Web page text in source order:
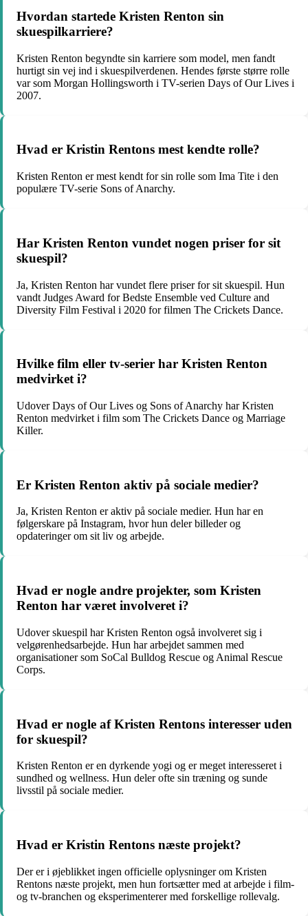
Hvordan startede Kristen Renton sin
skuespilkarriere?
Kristen Renton begyndte sin karriere som model, men fandt
hurtigt sin vej ind i skuespilverdenen. Hendes første større rolle
var som Morgan Hollingsworth i TV-serien Days of Our Lives i
2007.
Hvad er Kristin Rentons mest kendte rolle?
Kristen Renton er mest kendt for sin rolle som Ima Tite i den
populære TV-serie Sons of Anarchy.
Har Kristen Renton vundet nogen priser for sit
skuespil?
Ja, Kristen Renton har vundet flere priser for sit skuespil. Hun
vandt Judges Award for Bedste Ensemble ved Culture and
Diversity Film Festival i 2020 for filmen The Crickets Dance.
Hvilke film eller tv-serier har Kristen Renton
medvirket i?
Udover Days of Our Lives og Sons of Anarchy har Kristen
Renton medvirket i film som The Crickets Dance og Marriage
Killer.
Er Kristen Renton aktiv på sociale medier?
Ja, Kristen Renton er aktiv på sociale medier. Hun har en
følgerskare på Instagram, hvor hun deler billeder og
opdateringer om sit liv og arbejde.
Hvad er nogle andre projekter, som Kristen
Renton har været involveret i?
Udover skuespil har Kristen Renton også involveret sig i
velgørenhedsarbejde. Hun har arbejdet sammen med
organisationer som SoCal Bulldog Rescue og Animal Rescue
Corps.
Hvad er nogle af Kristen Rentons interesser uden
for skuespil?
Kristen Renton er en dyrkende yogi og er meget interesseret i
sundhed og wellness. Hun deler ofte sin træning og sunde
livsstil på sociale medier.
Hvad er Kristin Rentons næste projekt?
Der er i øjeblikket ingen officielle oplysninger om Kristen
Rentons næste projekt, men hun fortsætter med at arbejde i film-
og tv-branchen og eksperimenterer med forskellige rollevalg.